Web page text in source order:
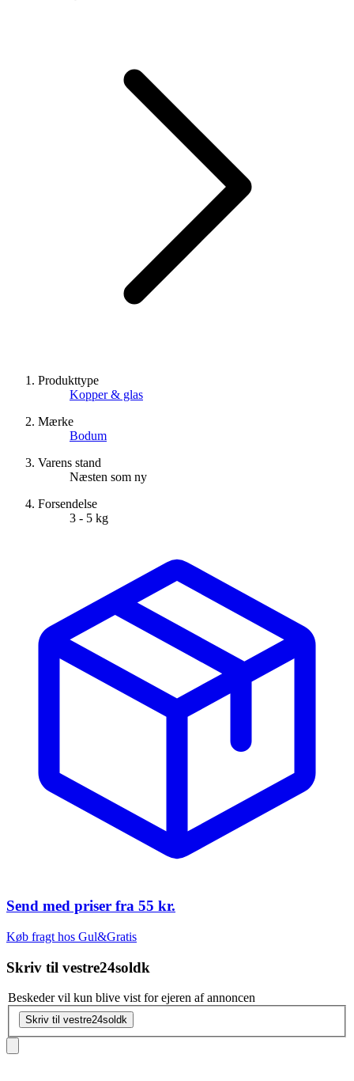
Produkttype
Kopper & glas
Mærke
Bodum
Varens stand
Næsten som ny
Forsendelse
3 - 5 kg
Send med priser fra 55 kr.
Køb fragt hos Gul&Gratis
Skriv til vestre24soldk
Beskeder vil kun blive vist for ejeren af annoncen
Skriv til vestre24soldk